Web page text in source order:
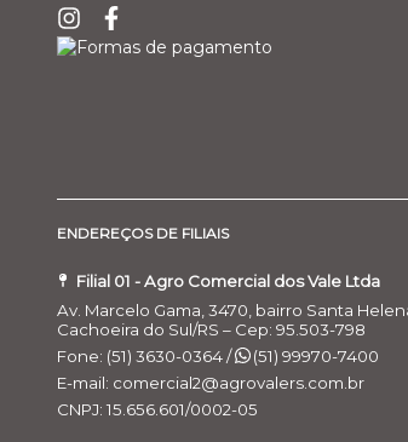
ENDEREÇOS DE FILIAIS
Filial 01 - Agro Comercial dos Vale Ltda
Av. Marcelo Gama, 3470, bairro Santa
Cachoeira do Sul/RS – Cep: 95.503-798
Fone: (51) 3630-0364 /
(51) 99970-7400
E-mail: comercial2@agrovalers.com.br
CNPJ: 15.656.601/0002-05